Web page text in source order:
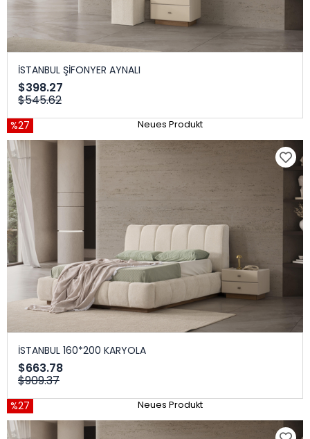
İSTANBUL ŞİFONYER AYNALI
$398.27
$545.62
%27 Neues Produkt
İSTANBUL 160*200 KARYOLA
$663.78
$909.37
%27 Neues Produkt